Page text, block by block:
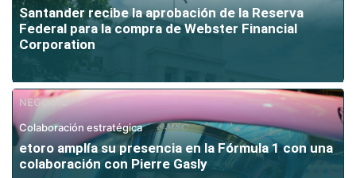
Santander recibe la aprobación de la Reserva
Federal para la compra de Webster Financial
Corporation
NEGOCIO
Colaboración estratégica
etoro amplía su presencia en la Fórmula 1 con una
colaboración con Pierre Gasly